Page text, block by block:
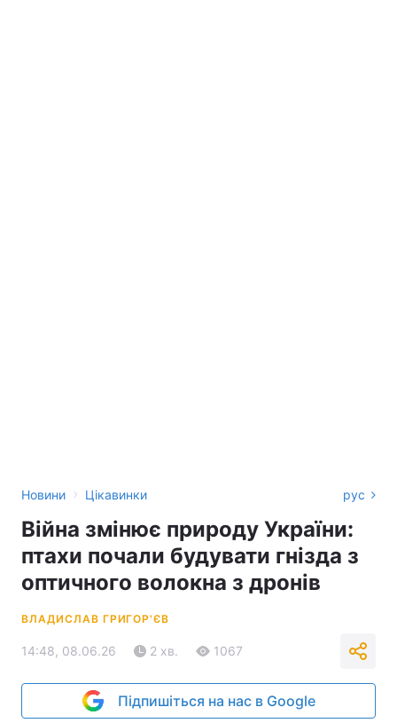
Новини › Цікавинки рус
Війна змінює природу України:
птахи почали будувати гнізда з
оптичного волокна з дронів
ВЛАДИСЛАВ ГРИГОР'ЄВ
14:48, 08.06.26 2 хв. 1067
Підпишіться на нас в Google